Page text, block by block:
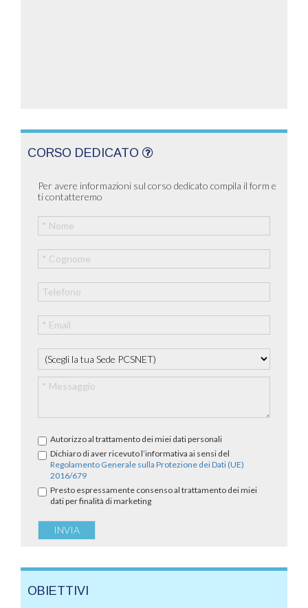
CORSO DEDICATO
Per avere informazioni sul corso dedicato compila il form e
ti contatteremo
Autorizzo al trattamento dei miei dati personali
Dichiaro di aver ricevuto l’informativa ai sensi del
Regolamento Generale sulla Protezione dei Dati (UE)
2016/679
Presto espressamente consenso al trattamento dei miei
dati per finalità di marketing
OBIETTIVI